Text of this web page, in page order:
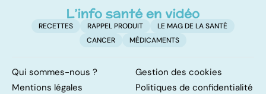
RECETTES RAPPEL PRODUIT
LE MAG DE LA SANTÉ
CANCER
MÉDICAMENTS
Qui sommes-nous ?
Gestion des cookies
Mentions légales
Politiques de confidentialité